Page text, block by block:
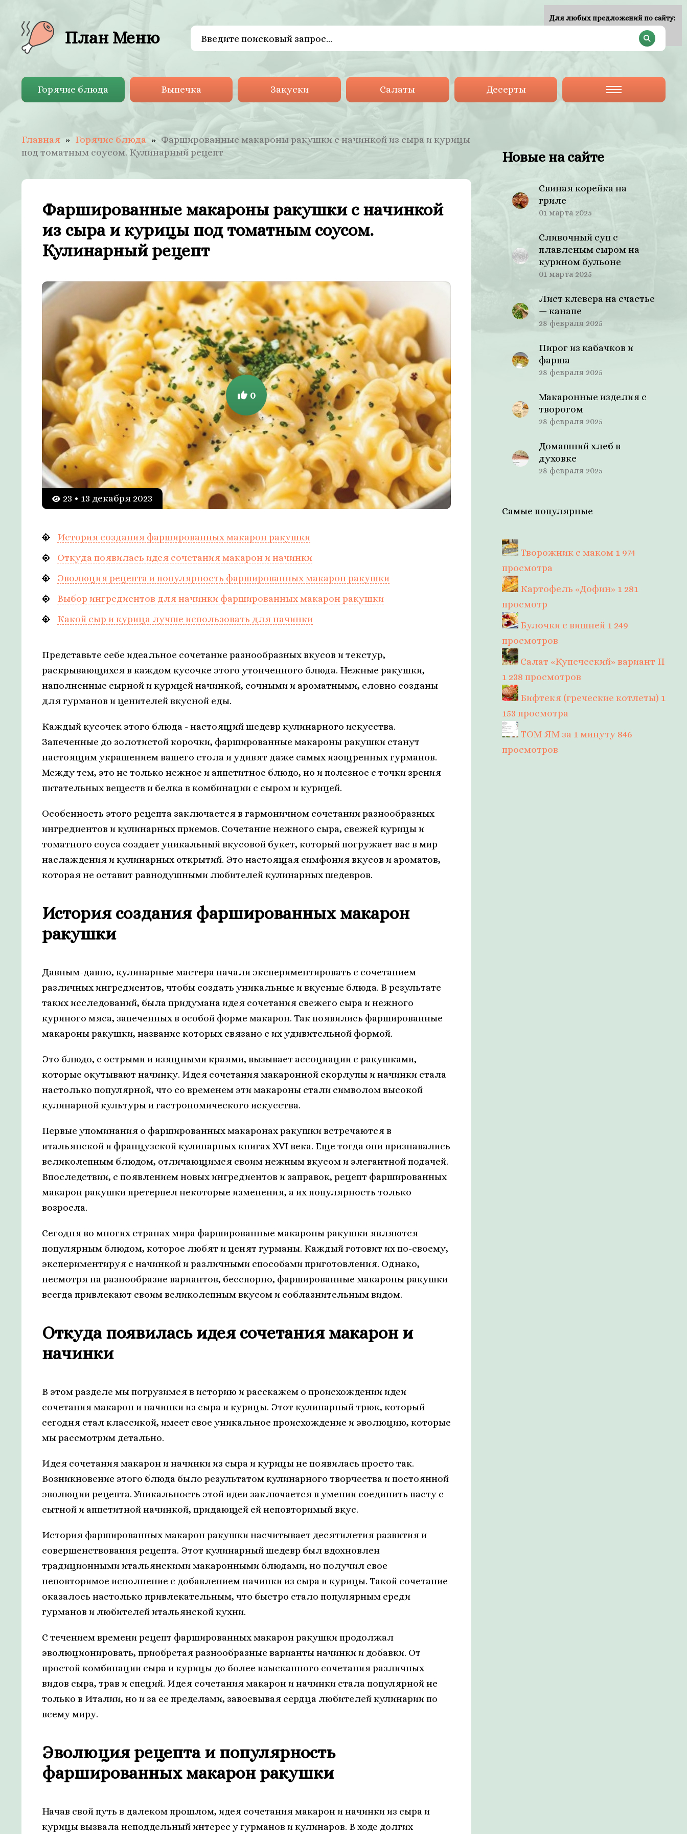
План Меню
Горячие блюда Выпечка Закуски Салаты Десерты
Главная Горячие блюда
Фаршированные макароны ракушки с начинкой из сыра и курицы
под томатным соусом. Кулинарный рецепт
Фаршированные макароны ракушки с начинкой
из сыра и курицы под томатным соусом.
Кулинарный рецепт
23 • 13 декабря 2023
0
История создания фаршированных макарон ракушки
Откуда появилась идея сочетания макарон и начинки
Эволюция рецепта и популярность фаршированных макарон ракушки
Выбор ингредиентов для начинки фаршированных макарон ракушки
Какой сыр и курица лучше использовать для начинки
Представьте себе идеальное сочетание разнообразных вкусов и текстур,
раскрывающихся в каждом кусочке этого утонченного блюда. Нежные ракушки,
наполненные сырной и курицей начинкой, сочными и ароматными, словно созданы
для гурманов и ценителей вкусной еды.
Каждый кусочек этого блюда - настоящий шедевр кулинарного искусства.
Запеченные до золотистой корочки, фаршированные макароны ракушки станут
настоящим украшением вашего стола и удивят даже самых изощренных гурманов.
Между тем, это не только нежное и аппетитное блюдо, но и полезное с точки зрения
питательных веществ и белка в комбинации с сыром и курицей.
Особенность этого рецепта заключается в гармоничном сочетании разнообразных
ингредиентов и кулинарных приемов. Сочетание нежного сыра, свежей курицы и
томатного соуса создает уникальный вкусовой букет, который погружает вас в мир
наслаждения и кулинарных открытий. Это настоящая симфония вкусов и ароматов,
которая не оставит равнодушными любителей кулинарных шедевров.
История создания фаршированных макарон
ракушки
Давным-давно, кулинарные мастера начали экспериментировать с сочетанием
различных ингредиентов, чтобы создать уникальные и вкусные блюда. В результате
таких исследований, была придумана идея сочетания свежего сыра и нежного
куриного мяса, запеченных в особой форме макарон. Так появились фаршированные
макароны ракушки, название которых связано с их удивительной формой.
Это блюдо, с острыми и изящными краями, вызывает ассоциации с ракушками,
которые окутывают начинку. Идея сочетания макаронной скорлупы и начинки стала
настолько популярной, что со временем эти макароны стали символом высокой
кулинарной культуры и гастрономического искусства.
Первые упоминания о фаршированных макаронах ракушки встречаются в
итальянской и французской кулинарных книгах XVI века. Еще тогда они признавались
великолепным блюдом, отличающимся своим нежным вкусом и элегантной подачей.
Впоследствии, с появлением новых ингредиентов и заправок, рецепт фаршированных
макарон ракушки претерпел некоторые изменения, а их популярность только
возросла.
Сегодня во многих странах мира фаршированные макароны ракушки являются
популярным блюдом, которое любят и ценят гурманы. Каждый готовит их по-своему,
экспериментируя с начинкой и различными способами приготовления. Однако,
несмотря на разнообразие вариантов, бесспорно, фаршированные макароны ракушки
всегда привлекают своим великолепным вкусом и соблазнительным видом.
Откуда появилась идея сочетания макарон и
начинки
В этом разделе мы погрузимся в историю и расскажем о происхождении идеи
сочетания макарон и начинки из сыра и курицы. Этот кулинарный трюк, который
сегодня стал классикой, имеет свое уникальное происхождение и эволюцию, которые
мы рассмотрим детально.
Идея сочетания макарон и начинки из сыра и курицы не появилась просто так.
Возникновение этого блюда было результатом кулинарного творчества и постоянной
эволюции рецепта. Уникальность этой идеи заключается в умении соединить пасту с
сытной и аппетитной начинкой, придающей ей неповторимый вкус.
История фаршированных макарон ракушки насчитывает десятилетия развития и
совершенствования рецепта. Этот кулинарный шедевр был вдохновлен
традиционными итальянскими макаронными блюдами, но получил свое
неповторимое исполнение с добавлением начинки из сыра и курицы. Такой сочетание
оказалось настолько привлекательным, что быстро стало популярным среди
гурманов и любителей итальянской кухни.
С течением времени рецепт фаршированных макарон ракушки продолжал
эволюционировать, приобретая разнообразные варианты начинки и добавки. От
простой комбинации сыра и курицы до более изысканного сочетания различных
видов сыра, трав и специй. Идея сочетания макарон и начинки стала популярной не
только в Италии, но и за ее пределами, завоевывая сердца любителей кулинарии по
всему миру.
Эволюция рецепта и популярность
фаршированных макарон ракушки
Начав свой путь в далеком прошлом, идея сочетания макарон и начинки из сыра и
курицы вызвала неподдельный интерес у гурманов и кулинаров. В ходе долгих
Новые на сайте
Свиная корейка на
гриле
01 марта 2025
Сливочный суп с
плавленым сыром на
курином бульоне
01 марта 2025
Лист клевера на счастье
— канапе
28 февраля 2025
Пирог из кабачков и
фарша
28 февраля 2025
Макаронные изделия с
творогом
28 февраля 2025
Домашний хлеб в
духовке
28 февраля 2025
Самые популярные
Творожник с маком 1 974
просмотра
Картофель «Дофин» 1 281
просмотр
Булочки с вишней 1 249
просмотров
Салат «Купеческий» вариант II
1 238 просмотров
Бифтекя (греческие котлеты) 1
153 просмотра
ТОМ ЯМ за 1 минуту 846
просмотров
Для любых предложений по сайту: